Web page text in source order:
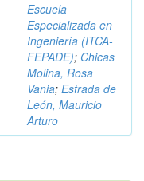
Escuela
Especializada en
Ingeniería (ITCA-
FEPADE); Chicas
Molina, Rosa
Vania; Estrada de
León, Mauricio
Arturo